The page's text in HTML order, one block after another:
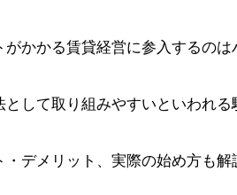
かかる賃貸経営に参入するの
して取り組みやすいといわれ
デメリット、実際の始め方も解